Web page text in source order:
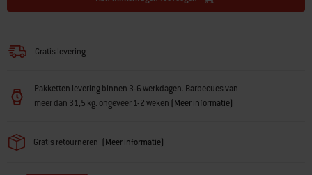
verplaatsen van de barbecue makkelijk
· Braadspit (apart verkrijgbaar) gaart voedsel gelijkmatig
Gratis levering
Pakketten levering binnen 3-6 werkdagen. Barbecues van
meer dan 31,5 kg. ongeveer 1-2 weken (Meer informatie)
Gratis retourneren (Meer informatie)